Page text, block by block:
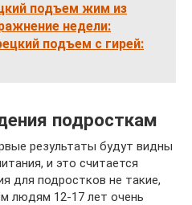
подъем жим из
недели:
подъем с гирей:
подросткам
результаты будут видны
и это считается
для подростков не такие,
людям 12-17 лет очень